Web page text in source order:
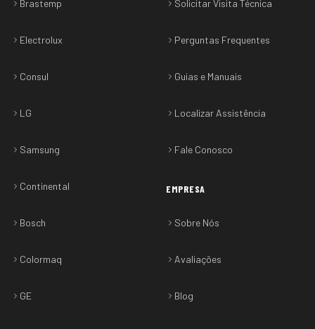
Brastemp
Electrolux
Consul
LG
Samsung
Continental
Bosch
Colormaq
GE
Solicitar Visita Técnica
Perguntas Frequentes
Guias e Manuais
Localizar Assistência
Fale Conosco
EMPRESA
Sobre Nós
Avaliações
Blog